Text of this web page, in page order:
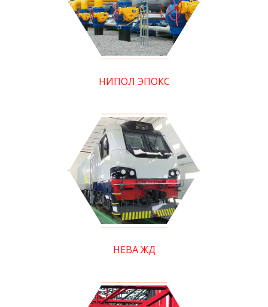
НИПОЛ ЭПОКС
НЕВА ЖД